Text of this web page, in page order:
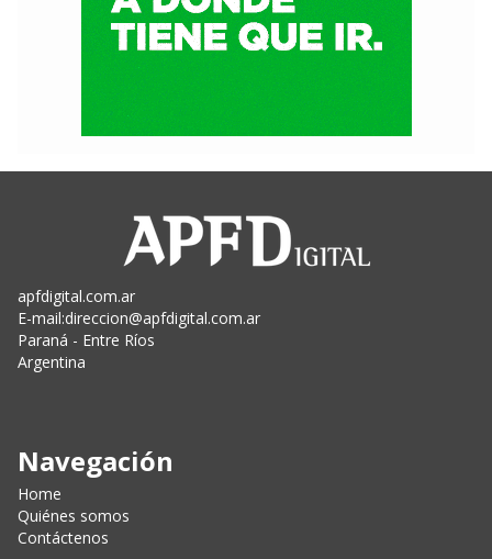
apfdigital.com.ar
E-mail:direccion@apfdigital.com.ar
Paraná - Entre Ríos
Argentina
Navegación
Home
Quiénes somos
Contáctenos